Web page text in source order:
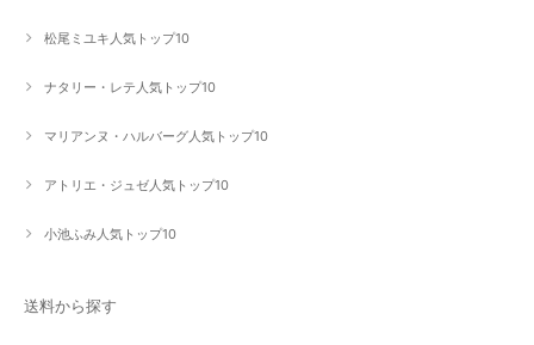
松尾ミユキ人気トップ10
ナタリー・レテ人気トップ10
マリアンヌ・ハルバーグ人気トップ10
アトリエ・ジュゼ人気トップ10
小池ふみ人気トップ10
送料から探す